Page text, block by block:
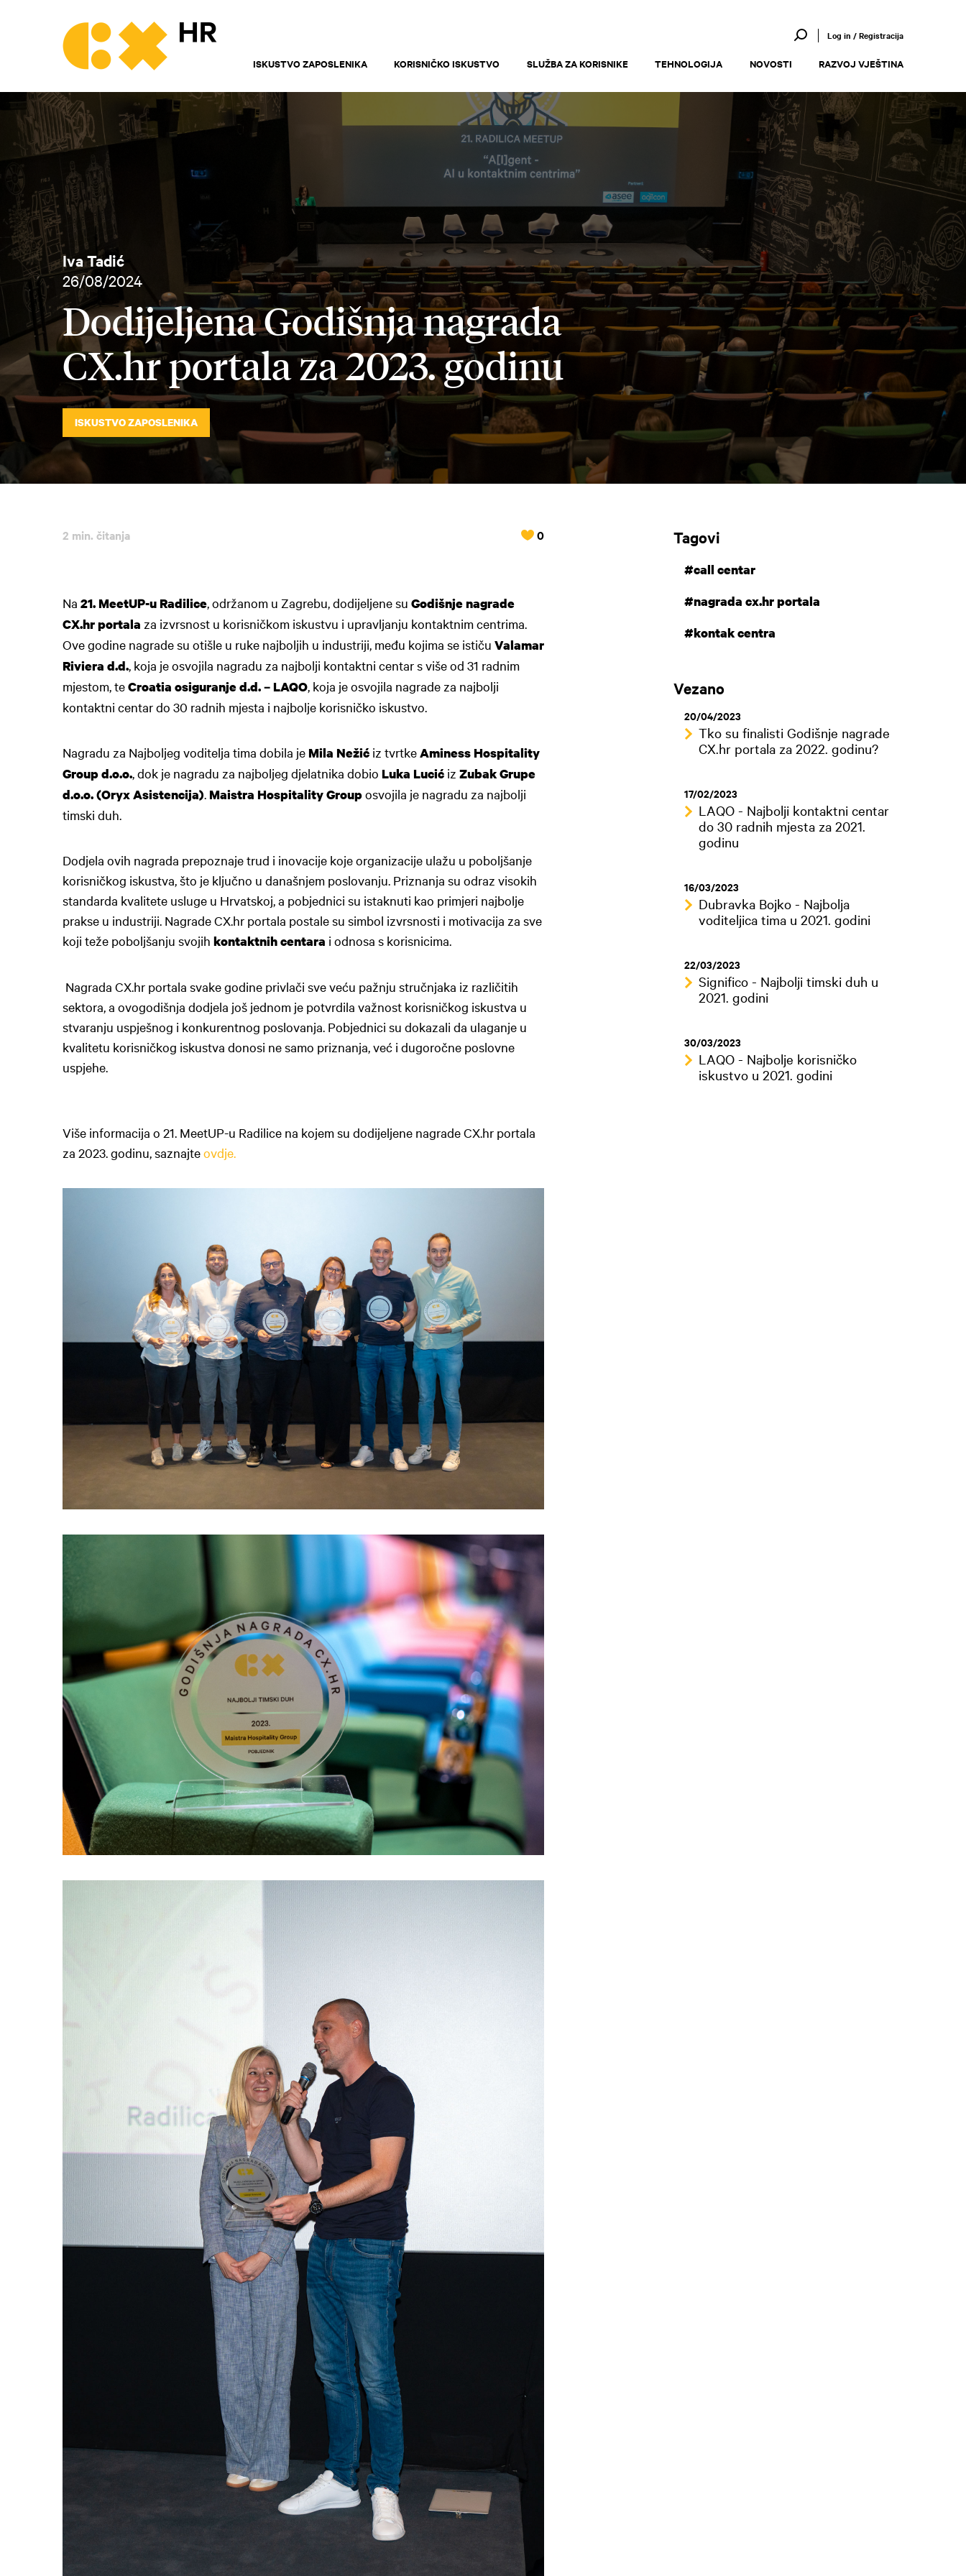
ISKUSTVO ZAPOSLENIKA KORISNIČKO ISKUSTVO SLUŽBA ZA KORISNIKE TEHNOLOGIJA NOVOSTI RAZVOJ VJEŠTINA
Log in / Registracija
Iva Tadić
26/08/2024
Dodijeljena Godišnja nagrada
CX.hr portala za 2023. godinu
ISKUSTVO ZAPOSLENIKA
2 min. čitanja 0
Na 21. MeetUP-u Radilice, održanom u Zagrebu, dodijeljene su Godišnje nagrade
CX.hr portala za izvrsnost u korisničkom iskustvu i upravljanju kontaktnim centrima.
Ove godine nagrade su otišle u ruke najboljih u industriji, među kojima se ističu Valamar
Riviera d.d., koja je osvojila nagradu za najbolji kontaktni centar s više od 31 radnim
mjestom, teCroatia osiguranje d.d. – LAQO, koja je osvojila nagrade za najbolji
kontaktni centar do 30 radnih mjesta i najbolje korisničko iskustvo.
Nagradu za Najboljeg voditelja tima dobila je Mila Nežić iz tvrtkeAminess Hospitality
Group d.o.o., dok je nagradu za najboljeg djelatnika dobio Luka Lucić iz Zubak Grupe
d.o.o. (Oryx Asistencija). Maistra Hospitality Grouposvojila je nagradu za najbolji
timski duh.
Dodjela ovih nagrada prepoznaje trud i inovacije koje organizacije ulažu u poboljšanje
korisničkog iskustva, što je ključno u današnjem poslovanju. Priznanja su odraz visokih
standarda kvalitete usluge u Hrvatskoj, a pobjednici su istaknuti kao primjeri najbolje
prakse u industriji. Nagrade CX.hr portala postale su simbol izvrsnosti i motivacija za sve
koji teže poboljšanju svojih kontaktnih centara i odnosa s korisnicima.
Nagrada CX.hr portala svake godine privlači sve veću pažnju stručnjaka iz različitih
sektora, a ovogodišnja dodjela još jednom je potvrdila važnost korisničkog iskustva u
stvaranju uspješnog i konkurentnog poslovanja. Pobjednici su dokazali da ulaganje u
kvalitetu korisničkog iskustva donosi ne samo priznanja, već i dugoročne poslovne
uspjehe.
Više informacija o 21. MeetUP-u Radilice na kojem su dodijeljene nagrade CX.hr portala
za 2023. godinu, saznajteovdje.
Tagovi
#call centar
#nagrada cx.hr portala
#kontak centra
Vezano
20/04/2023
Tko su finalisti Godišnje nagrade
CX.hr portala za 2022. godinu?
17/02/2023
LAQO - Najbolji kontaktni centar
do 30 radnih mjesta za 2021.
godinu
16/03/2023
Dubravka Bojko - Najbolja
voditeljica tima u 2021. godini
22/03/2023
Significo - Najbolji timski duh u
2021. godini
30/03/2023
LAQO - Najbolje korisničko
iskustvo u 2021. godini